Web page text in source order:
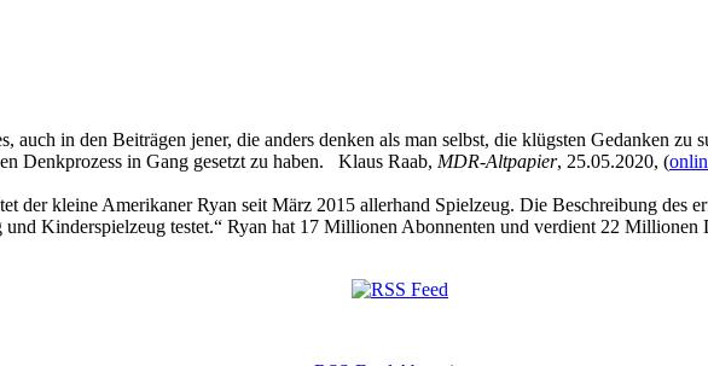
auch in den Beiträgen jener, die anders denken als man selbst, die klügsten Gedanken
Denkprozess in Gang gesetzt zu haben. Klaus Raab, MDR-Altpapier, 25.05.2020, (
der kleine Amerikaner Ryan seit März 2015 allerhand Spielzeug. Die Beschreibung des
Kinderspielzeug testet.“ Ryan hat 17 Millionen Abonnenten und verdient 22 Millionen